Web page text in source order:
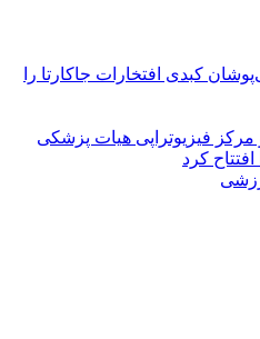
کبدی افتخارات جاکارتا را
مرکز فیزیوتراپی هیات پزشکی
کرد